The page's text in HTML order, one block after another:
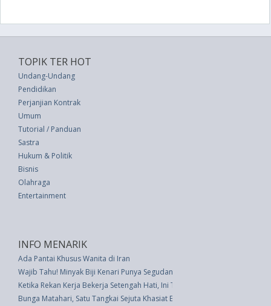
TOPIK TER HOT
Undang-Undang
Pendidikan
Perjanjian Kontrak
Umum
Tutorial / Panduan
Sastra
Hukum & Politik
Bisnis
Olahraga
Entertainment
INFO MENARIK
Ada Pantai Khusus Wanita di Iran
Wajib Tahu! Minyak Biji Kenari Punya Segudang Manfaat untuk Rambut
Ketika Rekan Kerja Bekerja Setengah Hati, Ini Tindakan Anda
Bunga Matahari, Satu Tangkai Sejuta Khasiat Bagi Manusia